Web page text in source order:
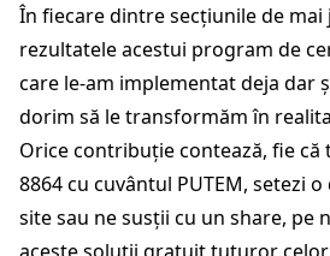
În fiecare dintre secțiunile de mai
rezultatele acestui program de
care le-am implementat deja dar
dorim să le transformăm în
Orice contribuție contează, fie că
8864cu cuvântul PUTEM, setezi
sitesau ne susții cu un share, pe